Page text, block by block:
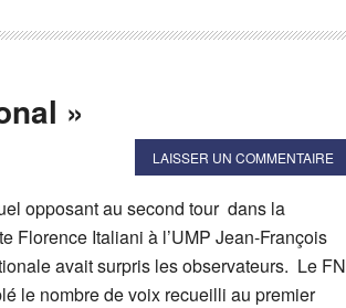
»
LAISSER UN COMMENTAIRE
opposant au second tour dans la
Florence Italiani à l’UMP Jean-François
avait surpris les observateurs. Le FN
le nombre de voix recueilli au premier